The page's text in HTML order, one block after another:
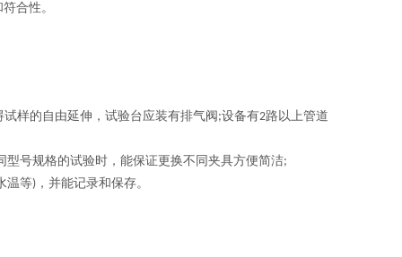
合性。
样的自由延伸，试验台应装有排气阀 ;设备有2路以上管道
型号规格的试验时，能保证更换不同夹具方便简洁;
温等) ，并能记录和保存。